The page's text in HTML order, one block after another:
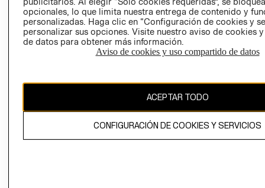
Ecuador ($)
CAMBIAR REGIÓN
propiedad de H&M Hennes & Mauritz AB.
opcionales, lo que limita nuestra entrega de contenido y
personalizadas. Haga clic en “Configuración de cookies y
personalizar sus opciones. Visite nuestro aviso de cookies
de datos para obtener más información.
Aviso de cookies y uso compartido de datos
ACEPTAR TODO
CONFIGURACIÓN DE COOKIES Y SERVICIOS